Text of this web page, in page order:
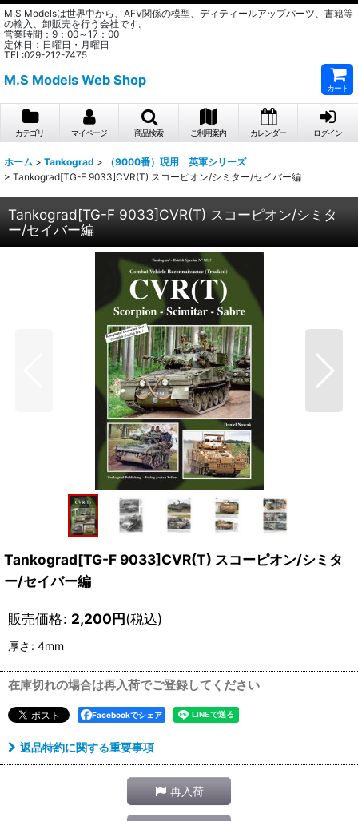
M.S Modelsは世界中から、AFV関係の模型、ディティールアップパーツ、書籍等
の輸入、卸販売を行う会社です。
営業時間：9：00～17：00
定休日：日曜日・月曜日
TEL:029-212-7475
M.S Models Web Shop
カート
カテゴリ マイページ 商品検索 ご利用案内 カレンダー ログイン
ホーム > Tankograd >
（9000番）現用 英軍シリーズ
> Tankograd[TG-F 9033]CVR(T) スコーピオン/シミター/セイバー編
Tankograd[TG-F 9033]CVR(T) スコーピオン/シミタ
ー/セイバー編
Tankograd[TG-F 9033]CVR(T) スコーピオン/シミタ
ー/セイバー編
販売価格: 2,200円(税込)
厚さ : 4mm
在庫切れの場合は再入荷でご登録してください
Facebookでシェア
返品特約に関する重要事項
再入荷